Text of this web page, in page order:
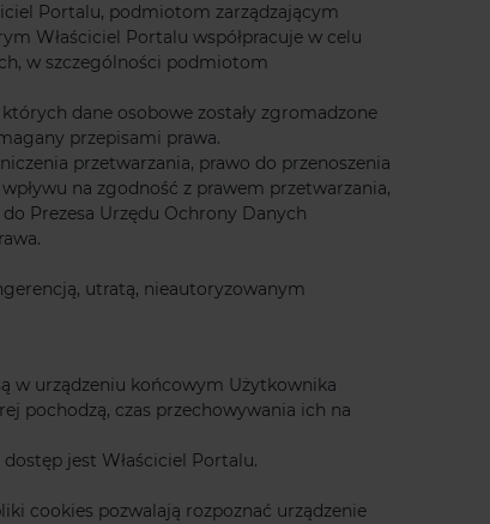
Portalu, podmiotom zarządzającym
Właściciel Portalu współpracuje w celu
w szczególności podmiotom
dane osobowe zostały zgromadzone
przepisami prawa.
przetwarzania, prawo do przenoszenia
na zgodność z prawem przetwarzania,
Prezesa Urzędu Ochrony Danych
utratą, nieautoryzowanym
w urządzeniu końcowym Użytkownika
pochodzą, czas przechowywania ich na
jest Właściciel Portalu.
cookies pozwalają rozpoznać urządzenie